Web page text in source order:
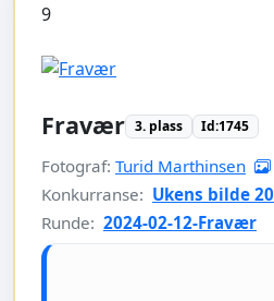
9
Fravær 3. plass Id:1745
Fotograf: Turid Marthinsen
Konkurranse: Ukens bilde
Runde: 2024-02-12-Fravær